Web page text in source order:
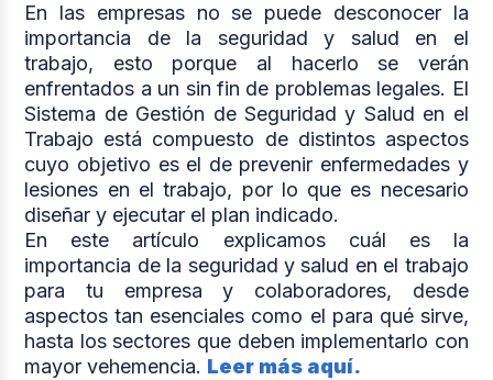
En las empresas no se puede desconocer la
importancia de la seguridad y salud en el
trabajo, esto porque al hacerlo se verán
enfrentados a un sin fin de problemas legales. El
Sistema de Gestión de Seguridad y Salud en el
Trabajo está compuesto de distintos aspectos
cuyo objetivo es el de prevenir enfermedades y
lesiones en el trabajo, por lo que es necesario
diseñar y ejecutar el plan indicado.
En este artículo explicamos cuál es la
importancia de la seguridad y salud en el trabajo
para tu empresa y colaboradores, desde
aspectos tan esenciales como el para qué sirve,
hasta los sectores que deben implementarlo con
mayor vehemencia. Leer más aquí.